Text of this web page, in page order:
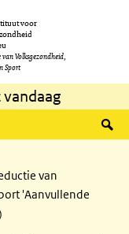
voor
van Volksgezondheid,
Sport
van
'Aanvullende